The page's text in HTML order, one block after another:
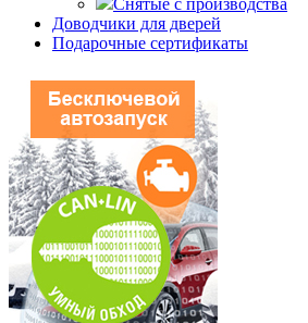
Снятые с производства
Доводчики для дверей
Подарочные сертификаты